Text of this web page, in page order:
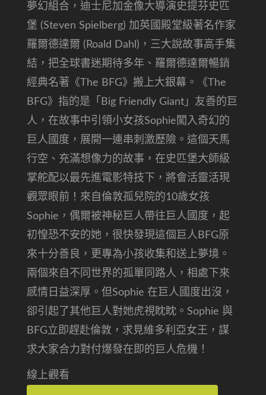
夢幻組合，迪士尼加金像大導演史提芬史匹
堡 (Steven Spielberg) 加英國殿堂級著名作家
羅爾德達爾 (Roald Dahl)，三大說故事高手集
結，把全球書迷期待多年、羅爾德達爾暢銷
經典名著《The BFG》搬上大銀幕。《The
BFG》指的是「Big Friendly Giant」友善的巨
人，在故事中引領小女孩Sophie闖入奇幻的
巨人國度，展開一連串刺激歷險。這個天馬
行空、充滿想像力的故事，在史匹堡大師級
掌舵配以最先進電影特技下，將會活靈活現
觀眾眼前！來自倫敦孤兒院的10歲女孩
Sophie，偶爾被神秘巨人帶往巨人國度，起
初惶恐不安的她，很快發現這個巨人BFG原
來十分善良，更專為小孩收集和送上夢境。
兩個來自不同世界的孤單同路人，相處下來
感情日益深厚。但Sophie 在巨人國度出沒，
卻引起了其他巨人對她虎視眈眈。Sophie 與
BFG立即趕赴倫敦，求見維多利亞女王，謀
求大家合力對付爆發在即的巨人危機！
線上觀看